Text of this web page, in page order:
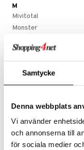
Samtycke
Denna webbplats
Vi använder
och annonserna till
för sociala medier
M
Mivitotal
Monster
N
Nalgene
Nutriguard
O
S
SALTE
SELF Omninutrition
SmellWell